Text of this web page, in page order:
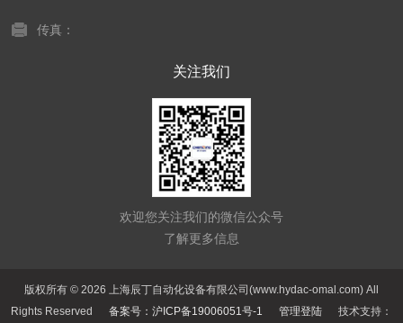
传真：
关注我们
欢迎您关注我们的微信公众号
了解更多信息
版权所有 © 2026 上海辰丁自动化设备有限公司(www.hydac-omal.com) All
Rights Reserved 备案号：沪ICP备19006051号-1 管理登陆 技术支持：